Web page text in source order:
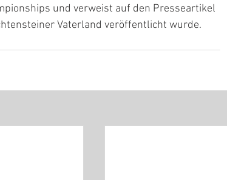
und verweist auf den Presseartikel
Vaterland veröffentlicht wurde.